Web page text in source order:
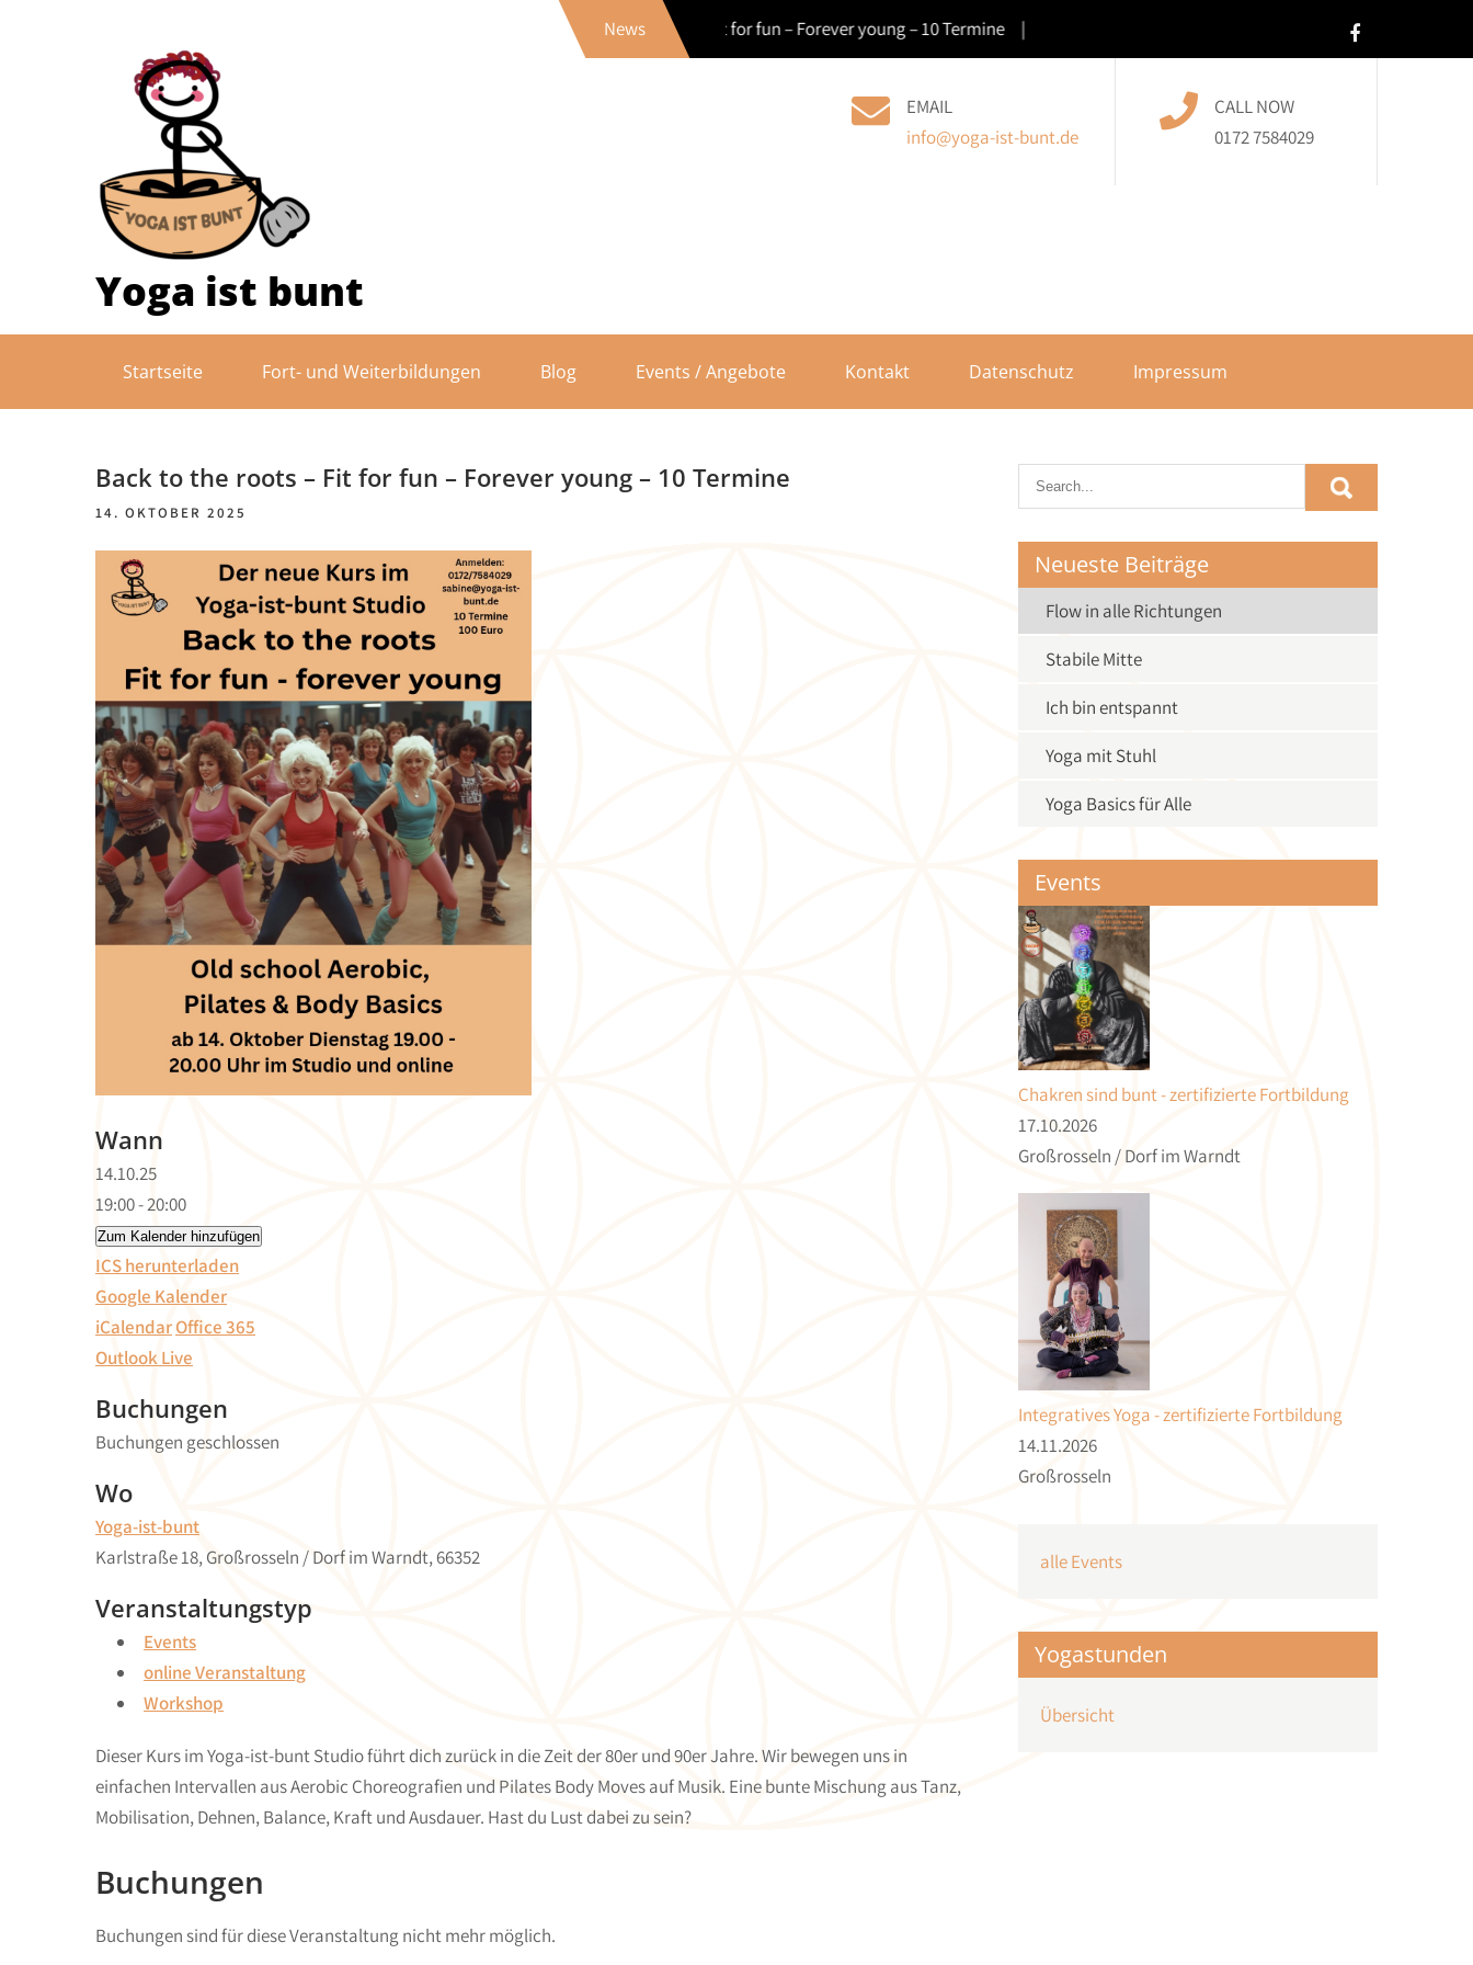
News
Back to the roots – Fit for fun – Forever young – 10 Termine |
Yoga ist bunt
EMAIL
info@yoga-ist-bunt.de
CALL NOW
0172 7584029
Startseite Fort- und Weiterbildungen Blog Events / Angebote Kontakt Datenschutz Impressum
Back to the roots – Fit for fun – Forever young – 10 Termine
14. OKTOBER 2025
Wann
14.10.25
19:00 - 20:00
Zum Kalender hinzufügen
ICS herunterladen
Google Kalender
iCalendarOffice 365
Outlook Live
Buchungen
Buchungen geschlossen
Wo
Yoga-ist-bunt
Karlstraße 18, Großrosseln / Dorf im Warndt, 66352
Veranstaltungstyp
Events
online Veranstaltung
Workshop
Dieser Kurs im Yoga-ist-bunt Studio führt dich zurück in die Zeit der 80er und 90er Jahre. Wir bewegen uns in
einfachen Intervallen aus Aerobic Choreografien und Pilates Body Moves auf Musik. Eine bunte Mischung aus Tanz,
Mobilisation, Dehnen, Balance, Kraft und Ausdauer. Hast du Lust dabei zu sein?
Buchungen
Buchungen sind für diese Veranstaltung nicht mehr möglich.
Neueste Beiträge
Flow in alle Richtungen
Stabile Mitte
Ich bin entspannt
Yoga mit Stuhl
Yoga Basics für Alle
Events
Chakren sind bunt - zertifizierte Fortbildung
17.10.2026
Großrosseln / Dorf im Warndt
Integratives Yoga - zertifizierte Fortbildung
14.11.2026
Großrosseln
alle Events
Yogastunden
Übersicht